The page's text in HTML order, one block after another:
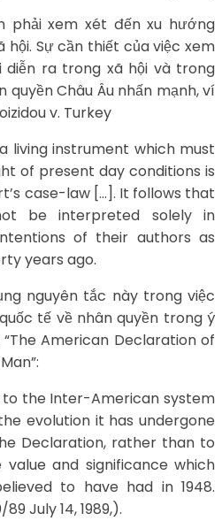
phải xem xét đến xu hướng
hội. Sự cần thiết của việc xem
ra trong xã hội và trong
quyền Châu Âu nhấn mạnh, ví
v. Turkey
living instrument which must
of present day conditions is
case-law […]. It follows that
be interpreted solely in
of their authors as
years ago.
nguyên tắc này trong việc
tế về nhân quyền trong ý
American Declaration of
the Inter-American system
evolution it has undergone
Declaration, rather than to
and significance which
to have had in 1948.
July 14, 1989,).